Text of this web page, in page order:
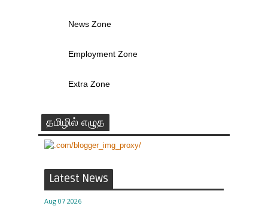
News Zone
Employment Zone
Extra Zone
தமிழில் எழுத
Latest News
Aug 07 2026